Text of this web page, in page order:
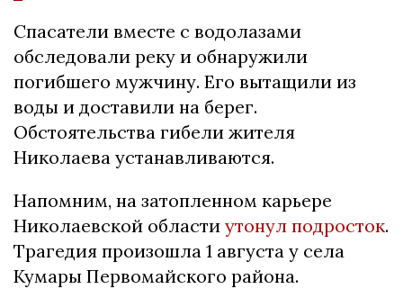
Спасатели вместе с водолазами
обследовали реку и обнаружили
погибшего мужчину. Его вытащили из
воды и доставили на берег.
Обстоятельства гибели жителя
Николаева устанавливаются.
Напомним, на затопленном карьере
Николаевской области утонул подросток.
Трагедия произошла 1 августа у села
Кумары Первомайского района.